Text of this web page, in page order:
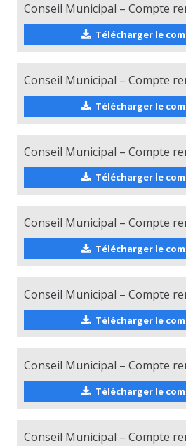
Conseil Municipal – Compte
Télécharger le
Conseil Municipal – Compte
Télécharger le
Conseil Municipal – Compte
Télécharger le
Conseil Municipal – Compte
Télécharger le
Conseil Municipal – Compte
Télécharger le
Conseil Municipal – Compte
Télécharger le
Conseil Municipal – Compte